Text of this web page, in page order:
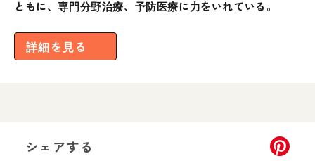
ともに、専門分野治療、予防医療に力をいれている。
詳細を見る
シェアする